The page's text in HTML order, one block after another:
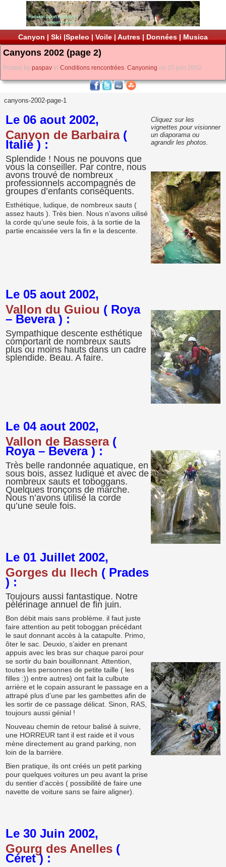
Canyon | Ski |Speleo | Voile | Autres | Données | Musica
Canyons 2002 (page 2)
Posted by paspav in Conditions rencontrées, Canyoning on 15 juin 2002
canyons-2002-page-1
Le 06 aout 2002,
Canyon de Barbaira(
Italie ) :
Splendide ! Nous ne pouvons que
vous la conseiller. Par contre, nous
avons trouvé de nombreux
professionnels accompagnés de
groupes d’enfants conséquents.
Esthétique, ludique, de nombreux sauts (
assez hauts ). Très bien. Nous n’avons uilisé
la corde qu’une seule fois, à la sortie de la
partie encaissée vers la fin e la descente.
Cliquez sur les
vignettes pour visionner
un diaporama ou
agrandir les photos.
Le 05 aout 2002,
Vallon du Guiou ( Roya
– Bevera ) :
Sympathique descente esthétique
comportant de nombreux sauts
plus ou moins hauts dans un cadre
splendide. Beau. A faire.
Le 04 aout 2002,
Vallon de Bassera(
Roya – Bevera ) :
Très belle randonnée aquatique, en
sous bois, assez ludique et avec de
nombreux sauts et toboggans.
Quelques tronçons de marche.
Nous n’avons utilisé la corde
qu’une seule fois.
Le 01 Juillet 2002,
Gorges du llech ( Prades
) :
Toujours aussi fantastique. Notre
pèlerinage annuel de fin juin.
Bon débit mais sans problème. il faut juste
faire attention au petit toboggan précédant
le saut donnant accès à la catapulte. Primo,
ôter le sac. Deuxio, s’aider en prenant
appuis avec les bras sur chaque paroi pour
se sortir du bain bouillonnant. Attention,
toutes les personnes de petite taille ( les
filles :)) entre autres) ont fait la culbute
arrière et le copain assurant le passage en a
attrapé plus d’une par les gambettes afin de
les sortir de ce passage délicat. Sinon, RAS,
toujours aussi génial !
Nouveau chemin de retour balisé à suivre,
une HORREUR tant il est raide et il vous
mène directement au grand parking, non
loin de la barrière.
Bien pratique, ils ont créés un petit parking
pour quelques voitures un peu avant la prise
du sentier d’accès ( possibilité de faire une
navette de voiture sans se faire aligner).
Le 30 Juin 2002,
Gourg des Anelles (
Céret ) :